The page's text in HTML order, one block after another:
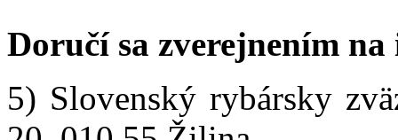
Doručí sa zverejnením na
5) Slovenský rybársky